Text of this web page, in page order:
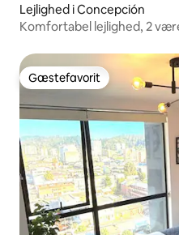
Lejlighed i Concepción
Komfortabel lejlighed, 2
Gæstefavorit
Gæstefavorit